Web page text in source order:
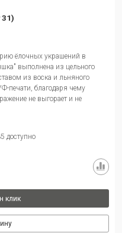
ёлочных украшений в
выполнена из цельного
из воска и льняного
печати, благодаря чему
не выгорает и не
доступно
клик